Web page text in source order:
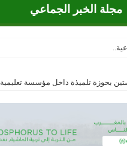
مجلة الخبر الجماعي
بحوزة تلميذة داخل مؤسسة تعليمية